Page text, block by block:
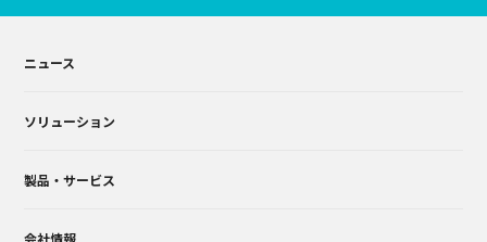
ニュース
ソリューション
製品・サービス